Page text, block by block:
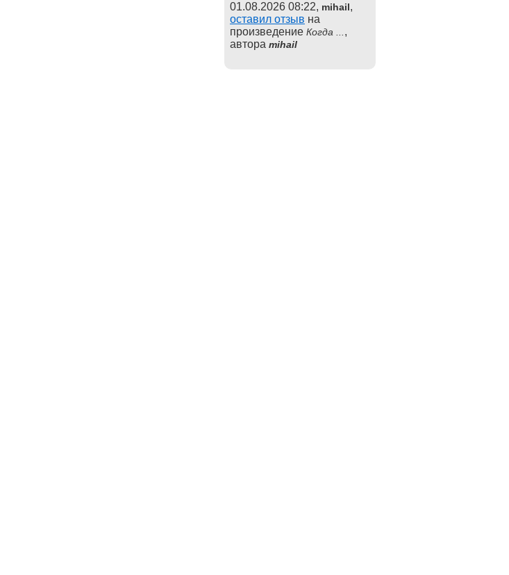
01.08.2026 08:22, mihail,
оставил отзыв на
произведение Когда ... ,
автора mihail